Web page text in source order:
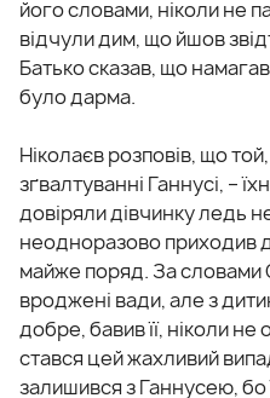
його словами, ніколи не
відчули дим, що йшов
Батько сказав, що
було дарма.
Ніколаєв розповів, що
зґвалтуванні Ганнусі, –
довіряли дівчинку ледь
неодноразово приходив
майже поряд. За словами
вроджені вади, але з
добре, бавив її, ніколи
стався цей жахливий
залишився з Ганнусею, бо